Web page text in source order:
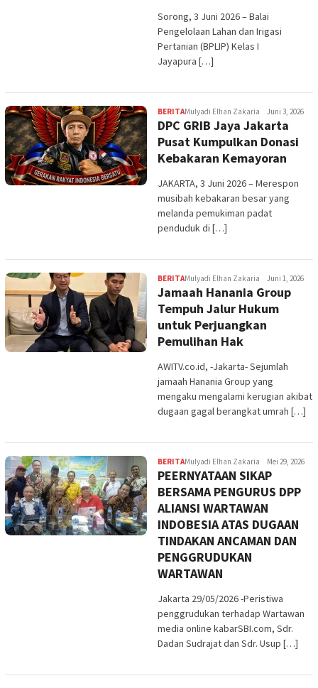
Sorong, 3 Juni 2026 – Balai
Pengelolaan Lahan dan Irigasi
Pertanian (BPLIP) Kelas I
Jayapura […]
BERITAMulyadi Elhan Zakaria Juni 3, 2026
DPC GRIB Jaya Jakarta
Pusat Kumpulkan Donasi
Kebakaran Kemayoran
JAKARTA, 3 Juni 2026 – Merespon
musibah kebakaran besar yang
melanda pemukiman padat
penduduk di […]
BERITAMulyadi Elhan Zakaria Juni 1, 2026
Jamaah Hanania Group
Tempuh Jalur Hukum
untuk Perjuangkan
Pemulihan Hak
AWITV.co.id, -Jakarta- Sejumlah
jamaah Hanania Group yang
mengaku mengalami kerugian akibat
dugaan gagal berangkat umrah […]
BERITAMulyadi Elhan Zakaria Mei 29, 2026
PEERNYATAAN SIKAP
BERSAMA PENGURUS DPP
ALIANSI WARTAWAN
INDOBESIA ATAS DUGAAN
TINDAKAN ANCAMAN DAN
PENGGRUDUKAN
WARTAWAN
Jakarta 29/05/2026 -Peristiwa
penggrudukan terhadap Wartawan
media online kabarSBI.com, Sdr.
Dadan Sudrajat dan Sdr. Usup […]